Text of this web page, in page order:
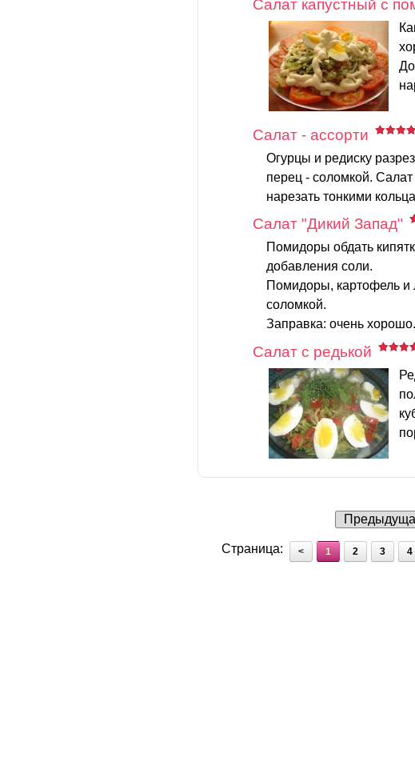
Салат капустный с
Салат - ассорти
Огурцы и редиску
перец - соломкой.
нарезать тонкими
Салат "Дикий Запад"
Помидоры обдать
добавления соли.
Помидоры, картофель и
соломкой.
Заправка: очень
Салат с редькой
Страница: < 1 2 3 4